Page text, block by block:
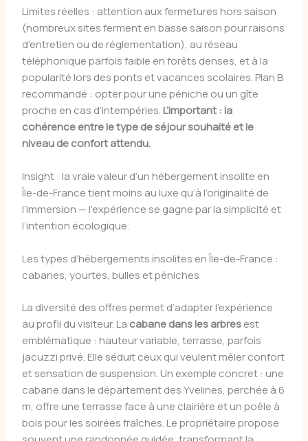
Limites réelles : attention aux fermetures hors saison
(nombreux sites ferment en basse saison pour raisons
d’entretien ou de réglementation), au réseau
téléphonique parfois faible en forêts denses, et à la
popularité lors des ponts et vacances scolaires. Plan B
recommandé : opter pour une péniche ou un gîte
proche en cas d’intempéries. L’important : la
cohérence entre le type de séjour souhaité et le
niveau de confort attendu.
Insight : la vraie valeur d’un hébergement insolite en
Île-de-France tient moins au luxe qu’à l’originalité de
l’immersion — l’expérience se gagne par la simplicité et
l’intention écologique.
Les types d’hébergements insolites en Île-de-France :
cabanes, yourtes, bulles et péniches
La diversité des offres permet d’adapter l’expérience
au profil du visiteur. La cabane dans les arbresest
emblématique : hauteur variable, terrasse, parfois
jacuzzi privé. Elle séduit ceux qui veulent mêler confort
et sensation de suspension. Un exemple concret : une
cabane dans le département des Yvelines, perchée à 6
m, offre une terrasse face à une clairière et un poêle à
bois pour les soirées fraîches. Le propriétaire propose